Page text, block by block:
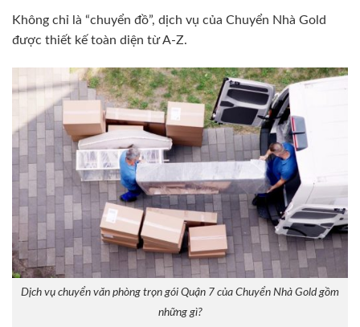
Không chỉ là “chuyển đồ”, dịch vụ của Chuyển Nhà Gold
được thiết kế toàn diện từ A-Z.
Dịch vụ chuyển văn phòng trọn gói Quận 7 của Chuyển Nhà Gold gồm
những gì?